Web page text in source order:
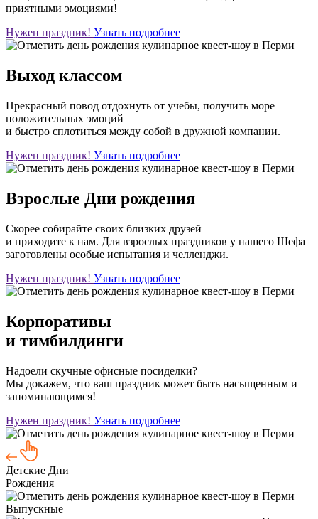
приятными эмоциями!
Нужен праздник! Узнать подробнее
Выход классом
Прекрасный повод отдохнуть от учебы, получить море
положительных эмоций
и быстро сплотиться между собой в дружной компании.
Нужен праздник! Узнать подробнее
Взрослые Дни рождения
Скорее собирайте своих близких друзей
и приходите к нам. Для взрослых праздников у нашего Шефа
заготовлены особые испытания и челленджи.
Нужен праздник! Узнать подробнее
Корпоративы
и тимбилдинги
Надоели скучные офисные посиделки?
Мы докажем, что ваш праздник может быть насыщенным и
запоминающимся!
Нужен праздник! Узнать подробнее
Детские Дни
Рождения
Выпускные